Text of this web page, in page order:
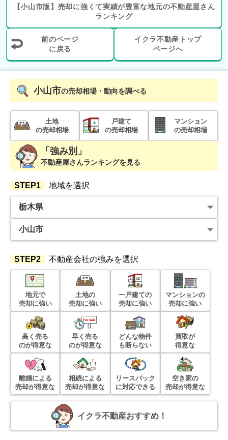
【小山市版】 売却に強くて実績が豊富な地元の不動産屋さん
ランキング
前のページ
に戻る
イクラ不動産トップ
ページへ
小山市の売却相場・動向を調べる
土地
の売却相場
戸建て
の売却相場
マンション
の売却相場
「強み別」
不動産屋さんランキングを見る
STEP1 地域を選択
STEP2 不動産会社の強みを選択
地元で
売却に強い
土地の
売却に強い
一戸建ての
売却に強い
マンションの
売却に強い
高く売る
のが得意な
早く売る
のが得意な
どんな物件
も断らない
買取が
得意な
離婚による
売却が得意な
相続による
売却が得意な
リースバック
に対応できる
空き家の
売却が得意な
イクラ不動産おすすめ！